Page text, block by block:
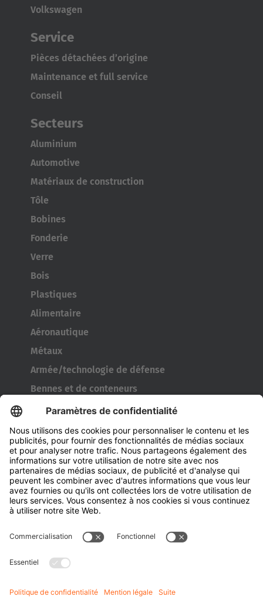
Volkswagen
Service
Pièces détachées d’origine
Maintenance et full service
Conseil
Secteurs
Aluminium
Automotive
Matériaux de construction
Tôle
Bobines
Fonderie
Verre
Bois
Plastiques
Alimentaire
Aéronautique
Métaux
Armée/technologie de défense
Bennes et de conteneurs
Outils de l’industrie pneumatique
Transporteur de bobines
Portes et fenêtres
Entreprise
À propos d' HUBTEX
À propos d' HUBTEX France
Durabilité
Contact
Connaissances